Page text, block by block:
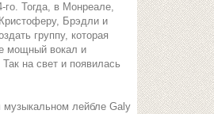
го. Тогда, в Монреале,
Брэдли и
группу, которая
мощный вокал и
на свет и появилась
музыкальном лейбле Galy